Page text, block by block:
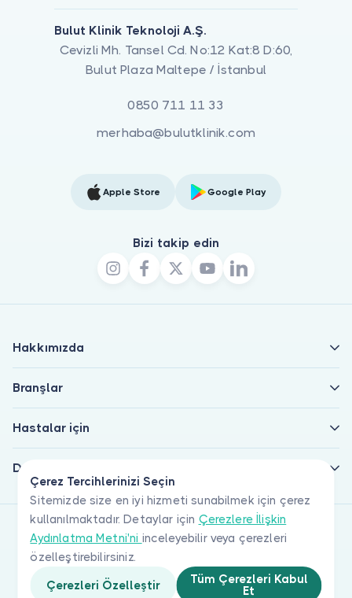
Çerez Tercihlerinizi Seçin
Sitemizde size en iyi hizmeti sunabilmek için çerez
kullanılmaktadır. Detaylar için Çerezlere İlişkin
Aydınlatma Metni'ni inceleyebilir veya çerezleri
özelleştirebilirsiniz.
Çerezleri Özelleştir
Tüm Çerezleri Kabul
Et
Bulut Klinik Teknoloji A.Ş.
Cevizli Mh. Tansel Cd. No:12 Kat:8 D:60,
Bulut Plaza Maltepe / İstanbul
0850 711 11 33
merhaba@bulutklinik.com
Apple Store Google Play
Bizi takip edin
Hakkımızda
Branşlar
Hastalar için
Doktorlar için